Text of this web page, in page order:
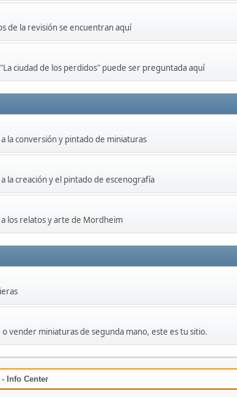
de la revisión se encuentran aquí
ciudad de los perdidos" puede ser preguntada aquí
la conversión y pintado de miniaturas
la creación y el pintado de escenografía
los relatos y arte de Mordheim
vender miniaturas de segunda mano, este es tu sitio.
Info Center